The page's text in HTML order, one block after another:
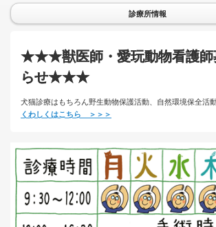
診療所情報
★★★獣医師・愛玩動物看護師
らせ★★★
犬猫診療はもちろん野生動物保護活動、自然環境保全活
くわしくはこちら ＞＞＞